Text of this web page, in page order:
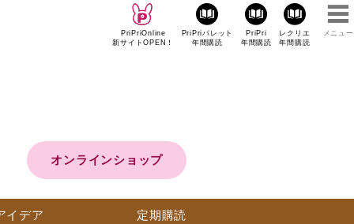
PriPriOnline
新サイトOPEN！
PriPriパレット
年間購読
PriPri
年間購読
レクリエ
年間購読
メニュー
オンラインショップ
イデア 定期購読